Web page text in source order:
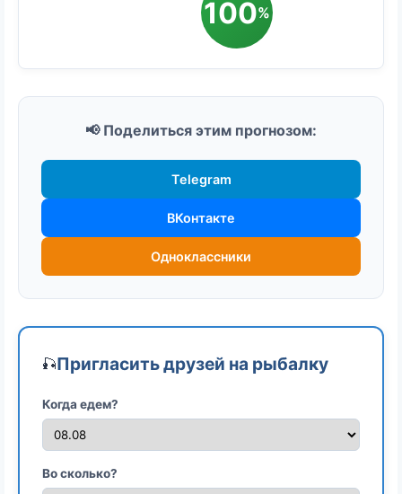
100%
📢 Поделиться этим прогнозом:
Telegram
ВКонтакте
Одноклассники
🎣Пригласить друзей на рыбалку
Когда едем?
Во сколько?